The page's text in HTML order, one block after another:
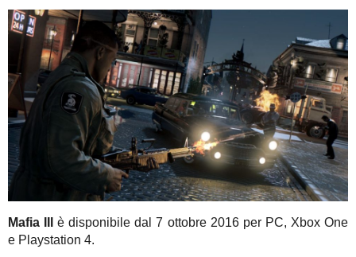
Mafia III
è disponibile dal 7 ottobre 2016 per PC, Xbox One
e Playstation 4.